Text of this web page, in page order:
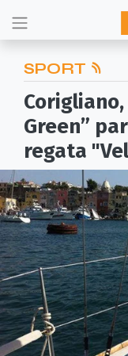
SPORT
Green”
regata